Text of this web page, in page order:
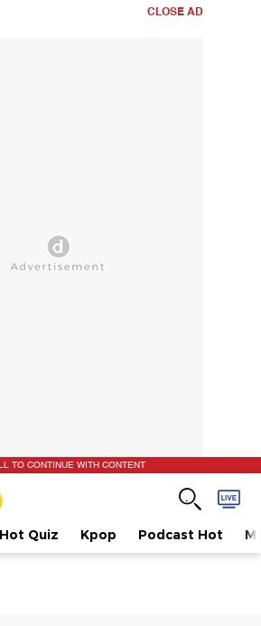
CLOSE AD
TO CONTINUE WITH CONTENT
Hot Quiz Kpop Podcast Hot